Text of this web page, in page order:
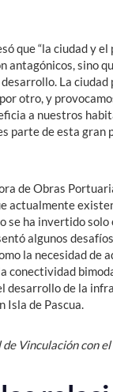
que “la ciudad y el
antagónicos, sino
La ciudad
otro, y
a nuestros
parte de esta gran
de Obras
actualmente
se ha invertido solo
algunos
la necesidad de
conectividad
desarrollo de la
Isla de Pascua.
Vinculación con